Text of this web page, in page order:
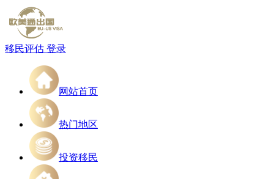
移民评估 登录
网站首页
热门地区
投资移民